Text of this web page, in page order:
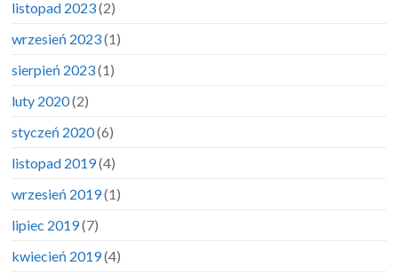
listopad 2023(2)
wrzesień 2023(1)
sierpień 2023(1)
luty 2020(2)
styczeń 2020(6)
listopad 2019(4)
wrzesień 2019(1)
lipiec 2019(7)
kwiecień 2019(4)